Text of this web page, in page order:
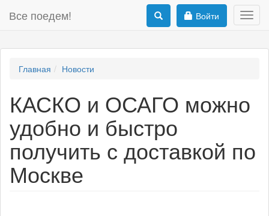
Все поедем! Войти
Главная Новости
КАСКО и ОСАГО можно
удобно и быстро
получить с доставкой по
Москве